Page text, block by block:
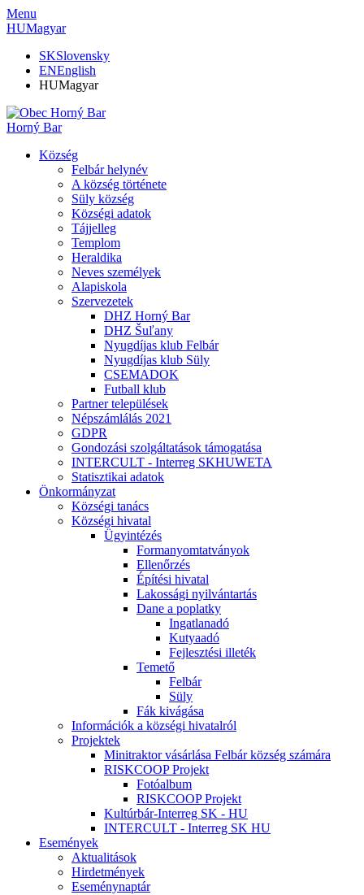
Menu
HUMagyar
SKSlovensky
ENEnglish
HUMagyar
Horný Bar
Község
Felbár helynév
A község története
Süly község
Községi adatok
Tájjelleg
Templom
Heraldika
Neves személyek
Alapiskola
Szervezetek
DHZ Horný Bar
DHZ Šuľany
Nyugdíjas klub Felbár
Nyugdíjas klub Süly
CSEMADOK
Futball klub
Partner települések
Népszámlálás 2021
GDPR
Gondozási szolgáltatások támogatása
INTERCULT - Interreg SKHUWETA
Statisztikai adatok
Önkormányzat
Községi tanács
Községi hivatal
Ügyintézés
Formanyomtatványok
Ellenőrzés
Építési hivatal
Lakossági nyilvántartás
Dane a poplatky
Ingatlanadó
Kutyaadó
Fejlesztési illeték
Temető
Felbár
Süly
Fák kivágása
Információk a községi hivatalról
Projektek
Minitraktor vásárlása Felbár község számára
RISKCOOP Projekt
Fotóalbum
RISKCOOP Projekt
Kultúrbár-Interreg SK - HU
INTERCULT - Interreg SK HU
Események
Aktualitások
Hirdetmények
Eseménynaptár